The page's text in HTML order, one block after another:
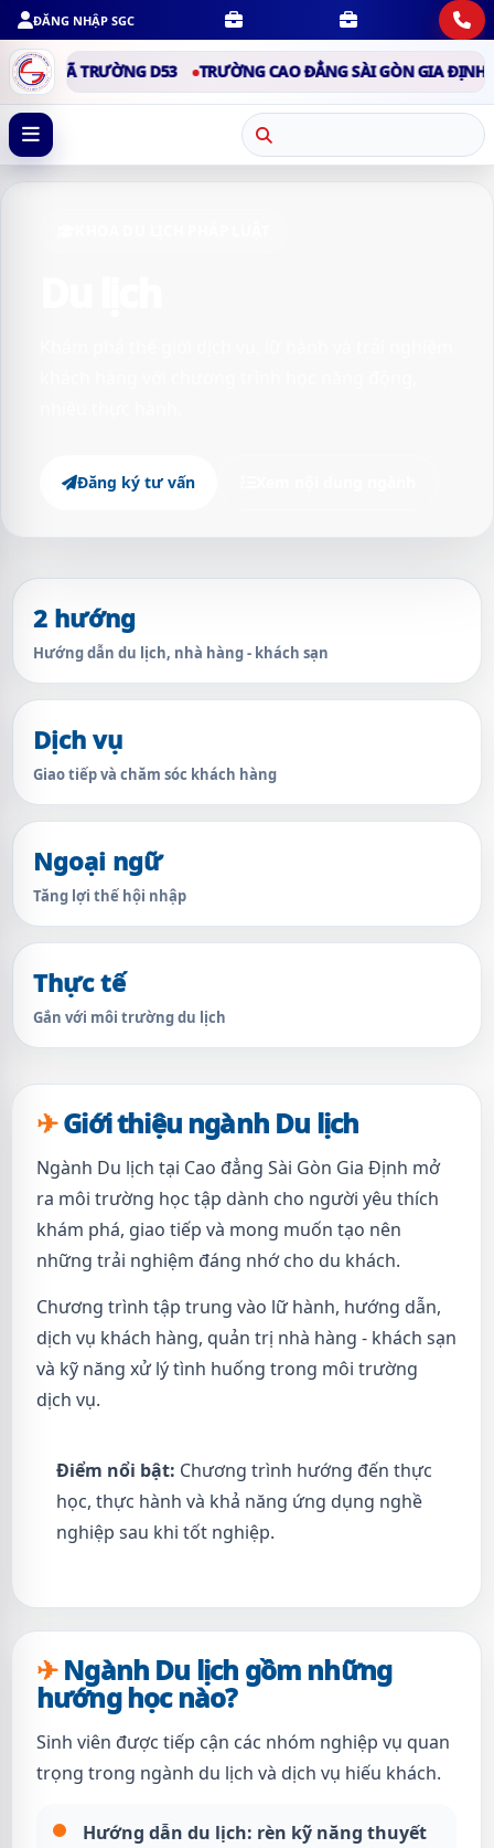
ĐĂNG NHẬP SGC
TRƯỜNG D53 TRƯỜNG CAO ĐẲNG SÀI GÒN GIA ĐỊNH - MÃ
Đăng ký tư vấn
2 hướng
Hướng dẫn du lịch, nhà hàng - khách sạn
Dịch vụ
Giao tiếp và chăm sóc khách hàng
Ngoại ngữ
Tăng lợi thế hội nhập
Thực tế
Gắn với môi trường du lịch
Giới thiệu ngành Du lịch
Ngành Du lịch tại Cao đẳng Sài Gòn Gia Định mở
ra môi trường học tập dành cho người yêu thích
khám phá, giao tiếp và mong muốn tạo nên
những trải nghiệm đáng nhớ cho du khách.
Chương trình tập trung vào lữ hành, hướng dẫn,
dịch vụ khách hàng, quản trị nhà hàng - khách sạn
và kỹ năng xử lý tình huống trong môi trường
dịch vụ.
Điểm nổi bật: Chương trình hướng đến thực
học, thực hành và khả năng ứng dụng nghề
nghiệp sau khi tốt nghiệp.
Ngành Du lịch gồm những
hướng học nào?
Sinh viên được tiếp cận các nhóm nghiệp vụ quan
trọng trong ngành du lịch và dịch vụ hiếu khách.
Hướng dẫn du lịch: rèn kỹ năng thuyết